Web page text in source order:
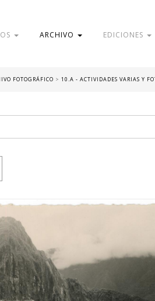
ARCHIVO EDICIONES
FOTOGRÁFICO > 10.A - ACTIVIDADES VARIAS Y